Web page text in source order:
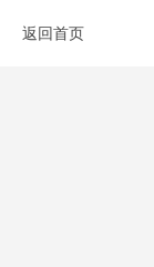
返回首页